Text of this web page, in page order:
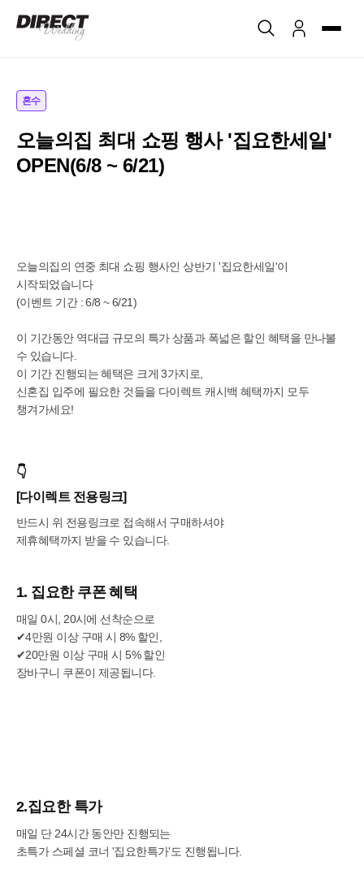
혼수
오늘의집 최대 쇼핑 행사 '집요한세일'
OPEN(6/8 ~ 6/21)
오늘의집의 연중 최대 쇼핑 행사인 상반기 '집요한세일'이
시작되었습니다
(이벤트 기간 : 6/8 ~ 6/21)
이 기간동안 역대급 규모의 특가 상품과 폭넓은 할인 혜택을 만나볼
수 있습니다.
이 기간 진행되는 혜택은 크게 3가지로,
신혼집 입주에 필요한 것들을 다이렉트 캐시백 혜택까지 모두
챙겨가세요!
👇
[다이렉트 전용링크]
반드시 위 전용링크로 접속해서 구매하셔야
제휴혜택까지 받을 수 있습니다.
1. 집요한 쿠폰 혜택
매일 0시, 20시에 선착순으로
✔4만원 이상 구매 시 8% 할인,
✔20만원 이상 구매 시 5% 할인
장바구니 쿠폰이 제공됩니다.
2.집요한 특가
매일 단 24시간 동안만 진행되는
초특가 스페셜 코너 '집요한특가'도 진행됩니다.